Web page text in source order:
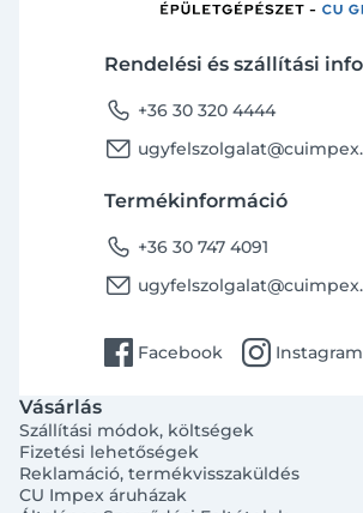
Rendelési és szállítási
phone +36 30 320 4444
email
Termékinformáció
phone +36 30 747 4091
email
facebook Facebook instagram Instagram
Vásárlás
Szállítási módok, költségek
Fizetési lehetőségek
Reklamáció, termékvisszaküldés
CU Impex áruházak